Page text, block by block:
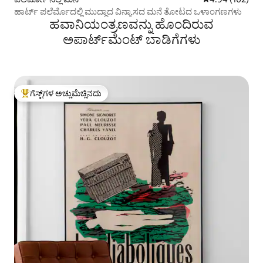
ಹಾರ್ಟ್ ಪಲೆರ್ಮೊದಲ್ಲಿ ಮುದ್ದಾದ ವಿನ್ಯಾಸದ ಮನೆ ತೋಟದ ಒಳಾಂಗಣಗಳು
ಹವಾನಿಯಂತ್ರಣವನ್ನು ಹೊಂದಿರುವ
ಅಪಾರ್ಟ್‌ಮೆಂಟ್‌ ಬಾಡಿಗೆಗಳು
ಗೆಸ್ಟ್‌ಗಳಿಗೆ ಅತಿ ಹೆಚ್ಚು ಅಚ್ಚುಮೆಚ್ಚಿನದು
ಗೆಸ್ಟ್‌ಗಳ ಅಚ್ಚುಮೆಚ್ಚಿನದು